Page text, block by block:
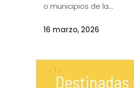
o municipios de la...
16 marzo, 2026